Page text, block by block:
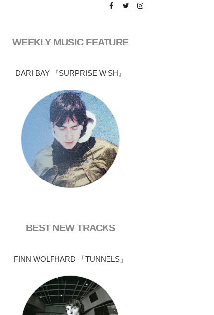
WEEKLY MUSIC FEATURE
DARI BAY 『SURPRISE WISH』
BEST NEW TRACKS
FINN WOLFHARD 「TUNNELS」